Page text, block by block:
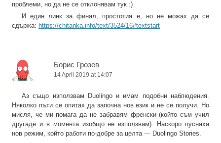
проблеми, но да не се отклонявам тук :)
И един линк за финал, простотия е, но не можах да се
сдържа: https://chitanka.info/text/3524/16#textstart
Борис Грозев
14 April 2019 at 14:07
Аз също използвам Duolingo и имам подобни наблюдения.
Няколко пъти се опитах да започна нов език и не се получи. Но
мисля, че ми помага да не забравям френски (който съм учил
другаде и в момента изобщо не използвам). Наскоро пуснаха
нов режим, който работи по-добре за целта — Duolingo Stories.